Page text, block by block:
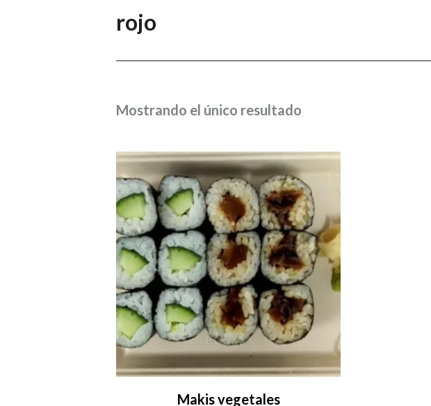
rojo
Mostrando el único resultado
Makis vegetales